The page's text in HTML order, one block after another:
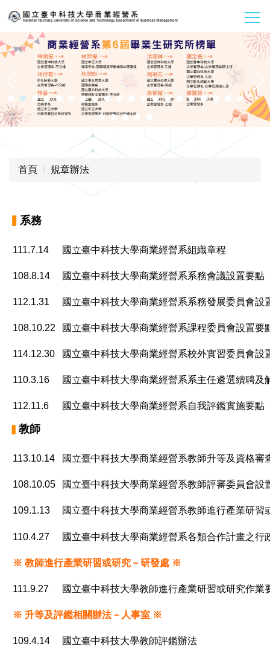
跳
到
要
首頁 規章辦法
系務
111.7.14 國立臺中科技大學商業經營系組織章程
108.8.14 國立臺中科技大學商業經營系系務會議設置要點
112.1.31 國立臺中科技大學商業經營系系務發展委員會設
108.10.22 國立臺中科技大學商業經營系課程委員會設置要
114.12.30 國立臺中科技大學商業經營系校外實習委員會設
110.3.16 國立臺中科技大學商業經營系系主任遴選續聘及
112.11.6 國立臺中科技大學商業經營系自我評鑑實施要點
教師
113.10.14 國立臺中科技大學商業經營系教師升等及資格審
108.10.05 國立臺中科技大學商業經營系教師評審委員會設
109.1.13 國立臺中科技大學商業經營系教師進行產業研
110.4.27 國立臺中科技大學商業經營系各類合作計畫之
※ 教師進行產業研習或研究－研發處 ※
111.9.27 國立臺中科技大學教師進行產業研習或研究作業
※ 升等及評鑑相關辦法－人事室 ※
109.4.14 國立臺中科技大學教師評鑑辦法